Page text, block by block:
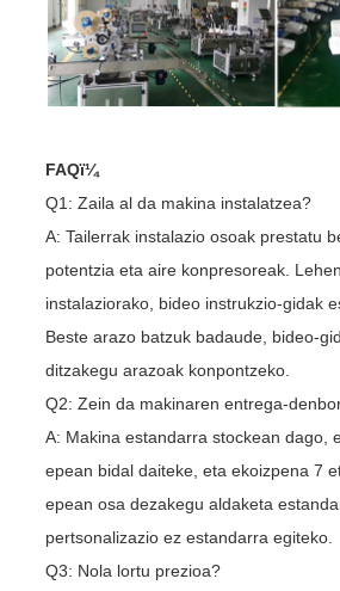
FAQï¼
Q1: Zaila al da makina instalatzea?
A: Tailerrak instalazio osoak prestatu
potentzia eta aire konpresoreak.
instalaziorako, bideo instrukzio-gidak
Beste arazo batzuk badaude, bideo-
ditzakegu arazoak konpontzeko.
Q2: Zein da makinaren entrega-
A: Makina estandarra stockean dago,
epean bidal daiteke, eta ekoizpena 7
epean osa dezakegu aldaketa
pertsonalizazio ez estandarra egiteko.
Q3: Nola lortu prezioa?